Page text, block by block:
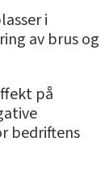
i
av brus og
på
bedriftens